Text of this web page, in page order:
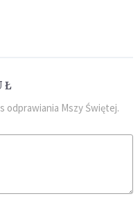
Powodem była
odprawiania Mszy Świętej.